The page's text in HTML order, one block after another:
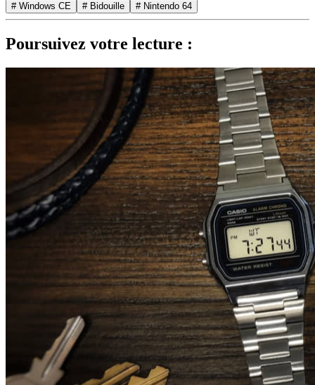
# Windows CE # Bidouille # Nintendo 64
Poursuivez votre lecture :